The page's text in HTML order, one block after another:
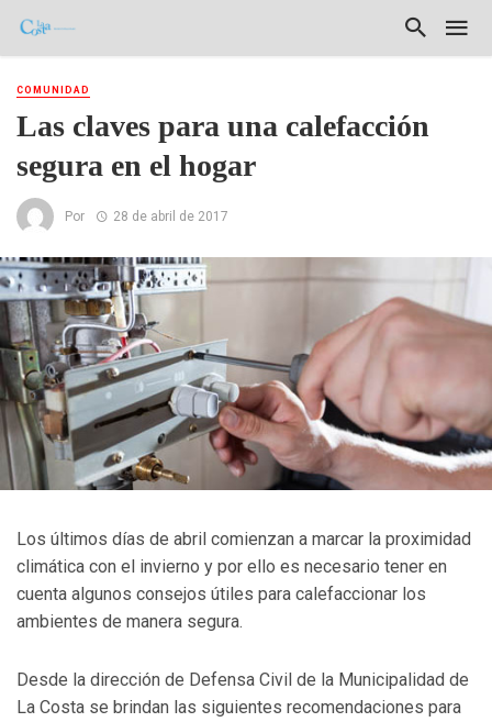
COMUNIDAD
Las claves para una calefacción
segura en el hogar
Por 28 de abril de 2017
Los últimos días de abril comienzan a marcar la proximidad
climática con el invierno y por ello es necesario tener en
cuenta algunos consejos útiles para calefaccionar los
ambientes de manera segura.
Desde la dirección de Defensa Civil de la Municipalidad de
La Costa se brindan las siguientes recomendaciones para